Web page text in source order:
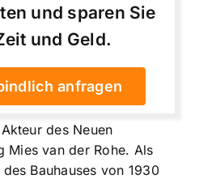
und sparen Sie
und Geld.
anfragen
des Neuen
Mies van der Rohe. Als
Bauhauses von 1930